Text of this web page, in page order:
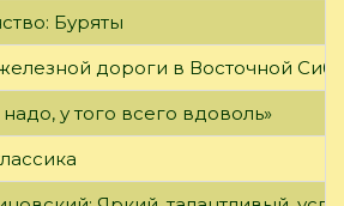
Буряты
дороги в Восточной
у того всего вдоволь»